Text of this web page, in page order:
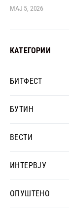
МАЈ 5, 2026
КАТЕГОРИИ
БИТФЕСТ
БУТИН
ВЕСТИ
ИНТЕРВЈУ
ОПУШТЕНО